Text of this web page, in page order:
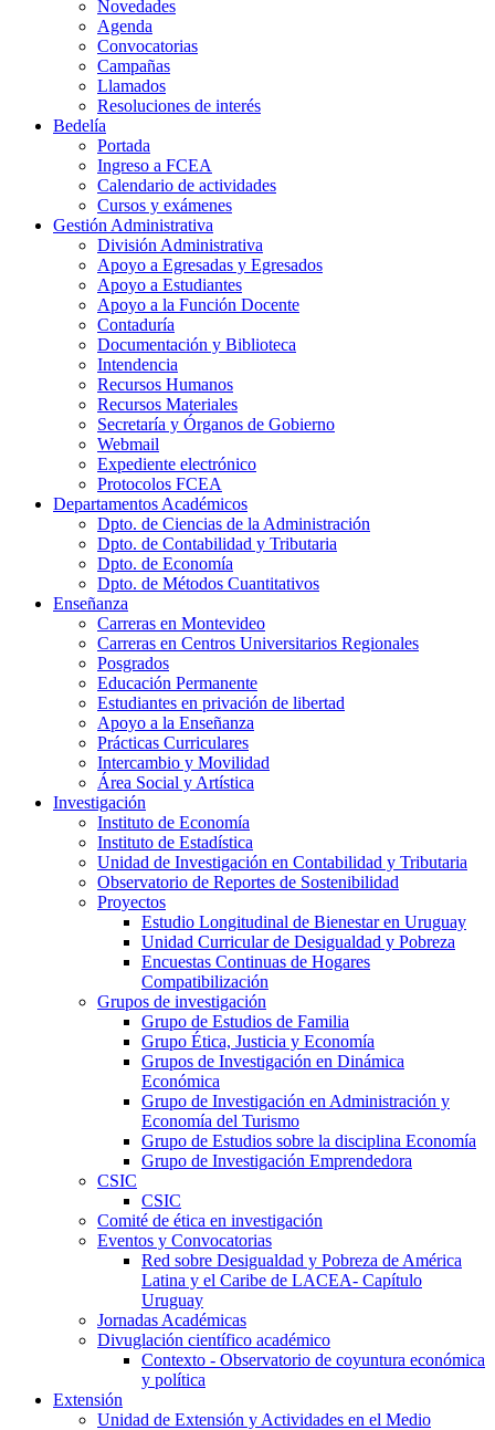
Novedades
Agenda
Convocatorias
Campañas
Llamados
Resoluciones de interés
Bedelía
Portada
Ingreso a FCEA
Calendario de actividades
Cursos y exámenes
Gestión Administrativa
División Administrativa
Apoyo a Egresadas y Egresados
Apoyo a Estudiantes
Apoyo a la Función Docente
Contaduría
Documentación y Biblioteca
Intendencia
Recursos Humanos
Recursos Materiales
Secretaría y Órganos de Gobierno
Webmail
Expediente electrónico
Protocolos FCEA
Departamentos Académicos
Dpto. de Ciencias de la Administración
Dpto. de Contabilidad y Tributaria
Dpto. de Economía
Dpto. de Métodos Cuantitativos
Enseñanza
Carreras en Montevideo
Carreras en Centros Universitarios Regionales
Posgrados
Educación Permanente
Estudiantes en privación de libertad
Apoyo a la Enseñanza
Prácticas Curriculares
Intercambio y Movilidad
Área Social y Artística
Investigación
Instituto de Economía
Instituto de Estadística
Unidad de Investigación en Contabilidad y Tributaria
Observatorio de Reportes de Sostenibilidad
Proyectos
Estudio Longitudinal de Bienestar en Uruguay
Unidad Curricular de Desigualdad y Pobreza
Encuestas Continuas de Hogares
Compatibilización
Grupos de investigación
Grupo de Estudios de Familia
Grupo Ética, Justicia y Economía
Grupos de Investigación en Dinámica
Económica
Grupo de Investigación en Administración y
Economía del Turismo
Grupo de Estudios sobre la disciplina Economía
Grupo de Investigación Emprendedora
CSIC
CSIC
Comité de ética en investigación
Eventos y Convocatorias
Red sobre Desigualdad y Pobreza de América
Latina y el Caribe de LACEA- Capítulo
Uruguay
Jornadas Académicas
Divuglación científico académico
Contexto - Observatorio de coyuntura económica
y política
Extensión
Unidad de Extensión y Actividades en el Medio